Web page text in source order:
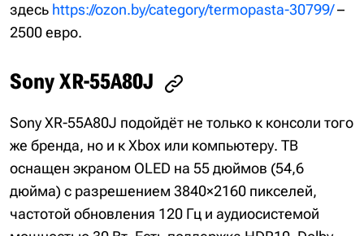
здесь https://ozon.by/category/termopasta-30799/–
2500 евро.
Sony XR-55A80J
Sony XR-55A80J подойдёт не только к консоли того
же бренда, но и к Xbox или компьютеру. ТВ
оснащен экраном OLED на 55 дюймов (54,6
дюйма) с разрешением 3840×2160 пикселей,
частотой обновления 120 Гц и аудиосистемой